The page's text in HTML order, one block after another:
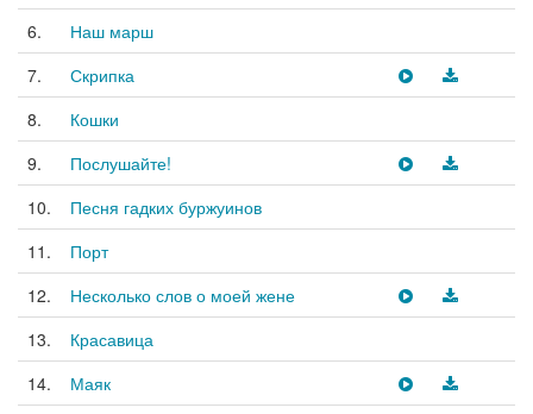
6.
Наш марш
7.
Скрипка
8.
Кошки
9.
Послушайте!
10.
Песня гадких буржуинов
11.
Порт
12.
Несколько слов о моей жене
13.
Красавица
14.
Маяк